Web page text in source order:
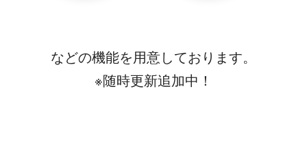
などの機能を用意しております。
※随時更新追加中！